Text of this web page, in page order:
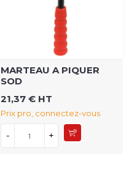
MARTEAU A PIQUER
SOD
21,37 € HT
Prix pro, connectez-vous
- +